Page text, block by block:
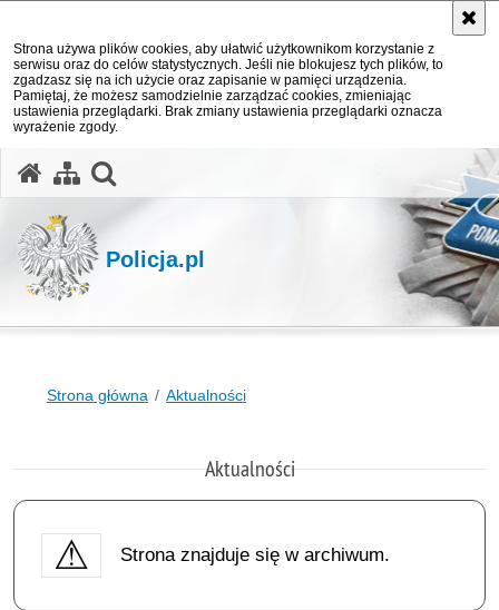
Strona używa plików cookies, aby ułatwić użytkownikom korzystanie z
serwisu oraz do celów statystycznych. Jeśli nie blokujesz tych plików, to
zgadzasz się na ich użycie oraz zapisanie w pamięci urządzenia.
Pamiętaj, że możesz samodzielnie zarządzać cookies, zmieniając
ustawienia przeglądarki. Brak zmiany ustawienia przeglądarki oznacza
wyrażenie zgody.
Policja.pl
Strona główna Aktualności
Aktualności
Strona znajduje się w archiwum.